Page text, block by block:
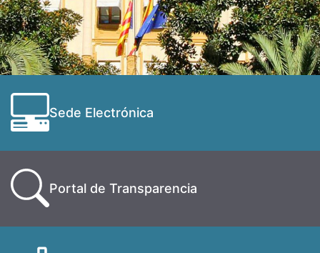
Sede Electrónica
Portal de Transparencia